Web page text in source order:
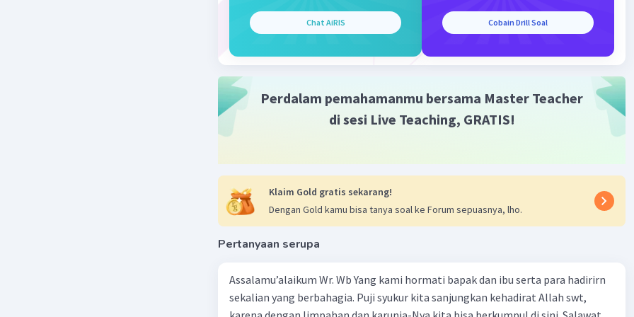
Chat AiRIS Cobain Drill Soal
Perdalam pemahamanmu bersama Master Teacher
di sesi Live Teaching, GRATIS!
Klaim Gold gratis sekarang!
Dengan Gold kamu bisa tanya soal ke Forum sepuasnya, lho.
Pertanyaan serupa
Assalamu’alaikum Wr. Wb Yang kami hormati bapak dan ibu serta para hadirirn
sekalian yang berbahagia. Puji syukur kita sanjungkan kehadirat Allah swt,